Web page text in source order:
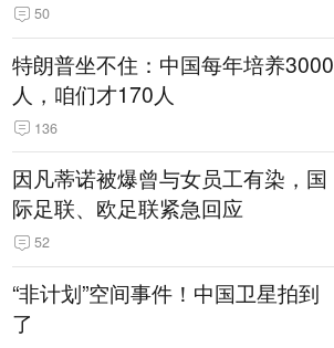
50
特朗普坐不住：中国每年培养3000
人，咱们才170人
136
因凡蒂诺被爆曾与女员工有染，国
际足联、欧足联紧急回应
52
“非计划”空间事件！中国卫星拍到
了